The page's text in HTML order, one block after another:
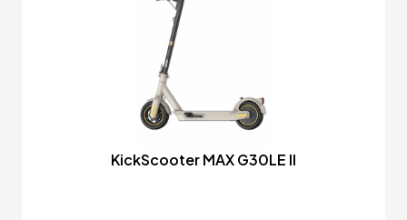
KickScooter MAX G30LE II